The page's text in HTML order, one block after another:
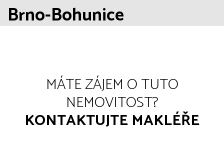
Brno-Bohunice
MÁTE ZÁJEM O TUTO
NEMOVITOST?
KONTAKTUJTE MAKLÉŘE